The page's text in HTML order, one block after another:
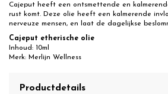
Cajeput heeft een ontsmettende en
rust komt. Deze olie heeft een kalmerende
nerveuze mensen, en laat de dagelijkse
Cajeput etherische olie
Inhoud: 10ml
Merk: Merlijn Wellness
Productdetails